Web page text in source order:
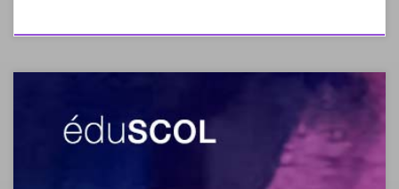
Plein écranappuyez sur esc pour sortir du mode plein écran source de